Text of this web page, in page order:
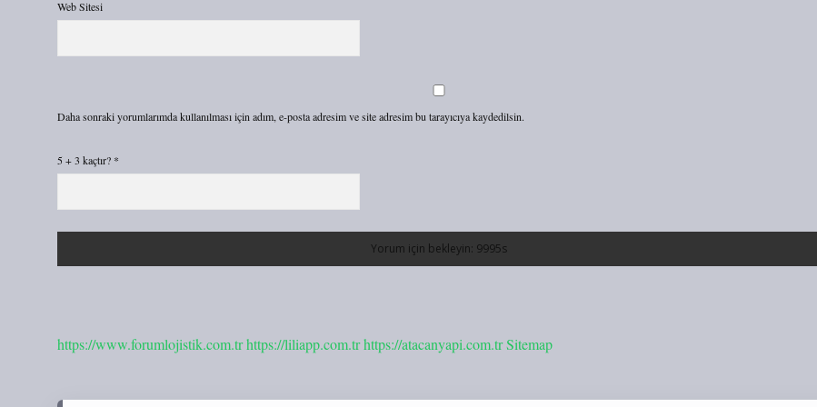
Web Sitesi
Daha sonraki yorumlarımda kullanılması için adım, e-posta adresim ve site adresim bu tarayıcıya kaydedilsin.
5 + 3 kaçtır? *
https://www.forumlojistik.com.trhttps://liliapp.com.trhttps://atacanyapi.com.trSitemap